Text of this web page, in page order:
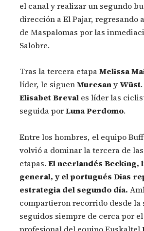
el canal y realizar un segundo
dirección a El Pajar, regresando
de Maspalomas por las
Salobre.
Tras la tercera etapaMelissa
líder, le siguenMuresany Wüst
Elisabet Breval es líder las
seguida porLuna Perdomo.
Entre los hombres, el equipo
volvió a dominar la tercera de
etapas. El neerlandés Becking,
general, y el portugués Dias
estrategia del segundo día.
compartieron recorrido desde la
seguidos siempre de cerca por
profesional del equipo Euskaltel